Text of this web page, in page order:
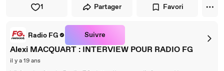
1 Partager Favori
Radio FG Suivre
Alexi MACQUART : INTERVIEW POUR RADIO FG
il y a 19 ans